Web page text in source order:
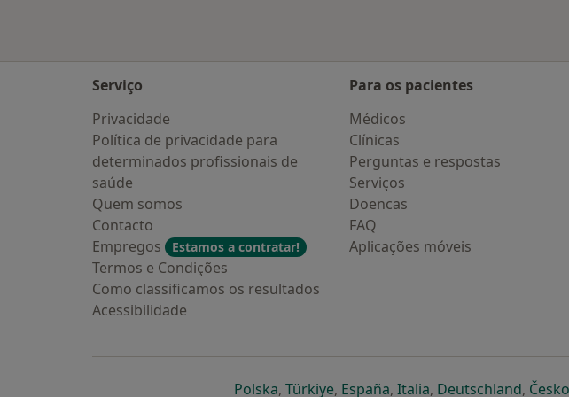
Serviço
Privacidade
Política de privacidade para
determinados profissionais de
saúde
Quem somos
Contacto
Empregos
Estamos a contratar!
Termos e Condições
Como classificamos os resultados
Acessibilidade
Para os pacientes
Médicos
Clínicas
Perguntas e respostas
Serviços
Doencas
FAQ
Aplicações móveis
Polskaabre num novo separador
, Türkiyeabre num novo separador
, Españaabre num novo separador
, Italiaabre num novo
, Deutschlandabre
, Česko